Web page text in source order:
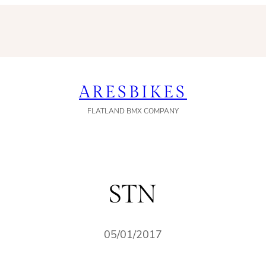
ARESBIKES
FLATLAND BMX COMPANY
STN
05/01/2017